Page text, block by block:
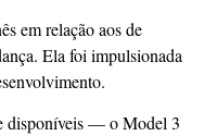
em relação aos de
Ela foi impulsionada
disponíveis — o Model 3